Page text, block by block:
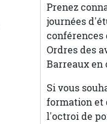
Prenez
journées
conférences
Ordres des
Barreaux en
Si vous
formation et
l'octroi de